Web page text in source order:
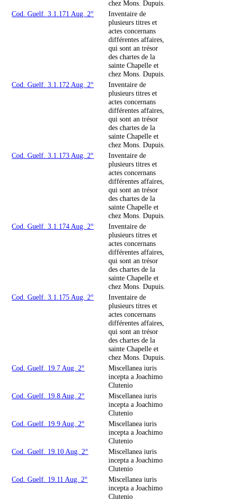
chez Mons. Dupuis.
Cod. Guelf. 3.1.171 Aug. 2°
Inventaire de
plusieurs titres et
actes concernans
différentes affaires,
qui sont an trésor
des chartes de la
sainte Chapelle et
chez Mons. Dupuis.
Cod. Guelf. 3.1.172 Aug. 2°
Inventaire de
plusieurs titres et
actes concernans
différentes affaires,
qui sont an trésor
des chartes de la
sainte Chapelle et
chez Mons. Dupuis.
Cod. Guelf. 3.1.173 Aug. 2°
Inventaire de
plusieurs titres et
actes concernans
différentes affaires,
qui sont an trésor
des chartes de la
sainte Chapelle et
chez Mons. Dupuis.
Cod. Guelf. 3.1.174 Aug. 2°
Inventaire de
plusieurs titres et
actes concernans
différentes affaires,
qui sont an trésor
des chartes de la
sainte Chapelle et
chez Mons. Dupuis.
Cod. Guelf. 3.1.175 Aug. 2°
Inventaire de
plusieurs titres et
actes concernans
différentes affaires,
qui sont an trésor
des chartes de la
sainte Chapelle et
chez Mons. Dupuis.
Cod. Guelf. 19.7 Aug. 2°
Miscellanea iuris
incepta a Joachimo
Clutenio
Cod. Guelf. 19.8 Aug. 2°
Miscellanea iuris
incepta a Joachimo
Clutenio
Cod. Guelf. 19.9 Aug. 2°
Miscellanea iuris
incepta a Joachimo
Clutenio
Cod. Guelf. 19.10 Aug. 2°
Miscellanea iuris
incepta a Joachimo
Clutenio
Cod. Guelf. 19.11 Aug. 2°
Miscellanea iuris
incepta a Joachimo
Clutenio